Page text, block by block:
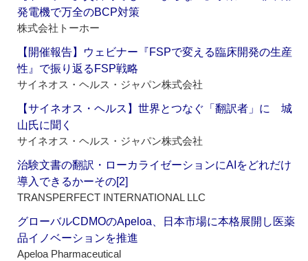
発電機で万全のBCP対策
株式会社トーホー
【開催報告】ウェビナー『FSPで変える臨床開発の生産
性』で振り返るFSP戦略
サイネオス・ヘルス・ジャパン株式会社
【サイネオス・ヘルス】世界とつなぐ「翻訳者」に 城
山氏に聞く
サイネオス・ヘルス・ジャパン株式会社
治験文書の翻訳・ローカライゼーションにAIをどれだけ
導入できるかーその[2]
TRANSPERFECT INTERNATIONAL LLC
グローバルCDMOのApeloa、日本市場に本格展開し医薬
品イノベーションを推進
Apeloa Pharmaceutical